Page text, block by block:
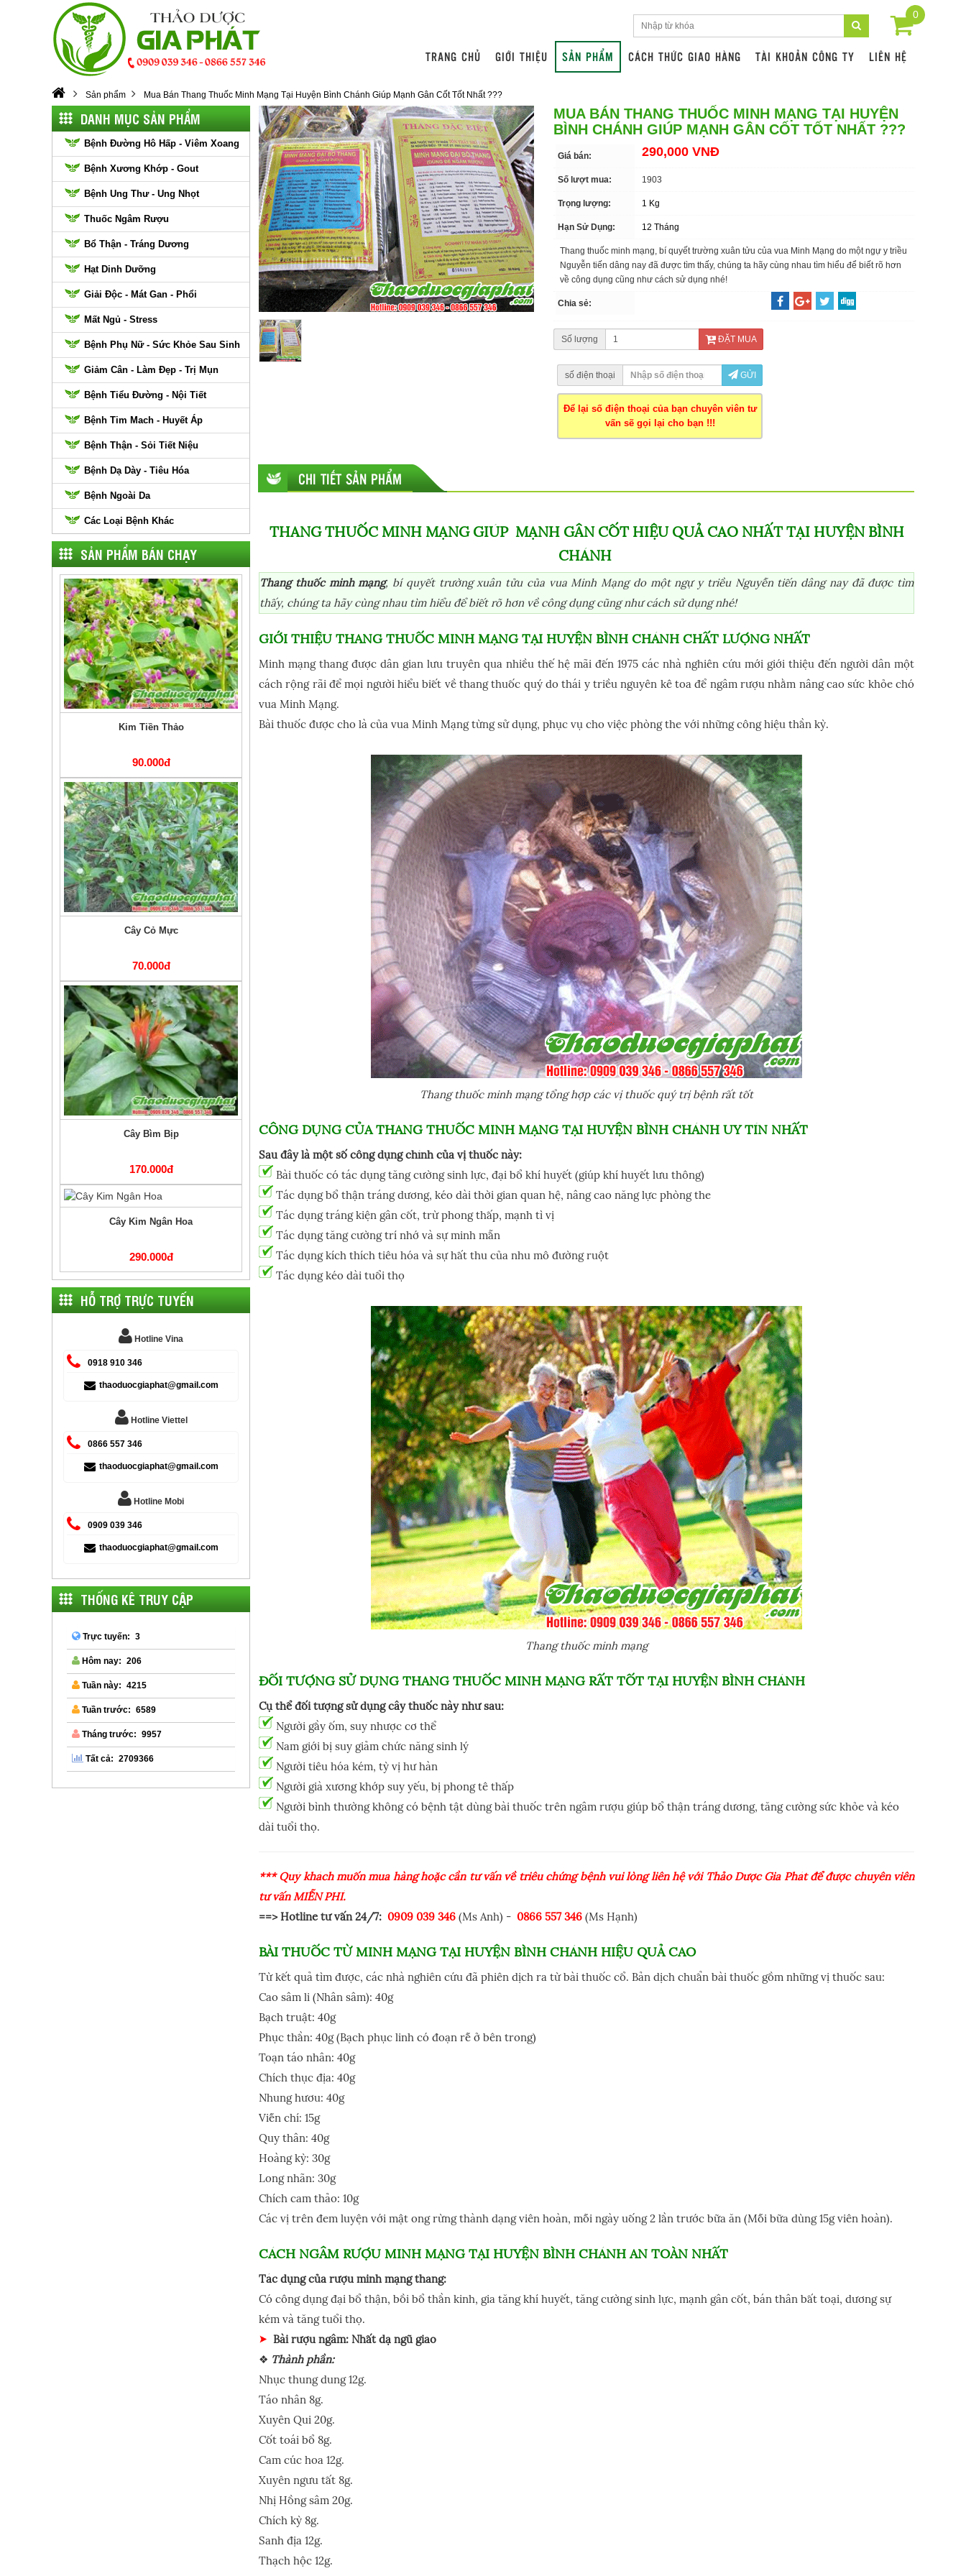
0
TRANG CHỦ GIỚI THIỆU SẢN PHẨM CÁCH THỨC GIAO HÀNG TÀI KHOẢN CÔNG TY LIÊN HỆ
Sản phẩm Mua Bán Thang Thuốc Minh Mạng Tại Huyện Bình Chánh Giúp Mạnh Gân Cốt Tốt Nhất ???
MUA BÁN THANG THUỐC MINH MẠNG TẠI HUYỆN
BÌNH CHÁNH GIÚP MẠNH GÂN CỐT TỐT NHẤT ???
Giá bán: 290,000 VNĐ
Số lượt mua: 1903
Trọng lượng: 1 Kg
Hạn Sử Dụng: 12 Tháng
Thang thuốc minh mạng, bí quyết trường xuân tửu của vua Minh Mạng do một ngự y triều
Nguyễn tiến dâng nay đã được tìm thấy, chúng ta hãy cùng nhau tìm hiểu để biết rõ hơn
về công dụng cũng như cách sử dụng nhé!
Chia sẻ:
Số lượng ĐẶT MUA
số điện thoại GỬI
Để lại số điện thoại của bạn chuyên viên tư
vấn sẽ gọi lại cho bạn !!!
CHI TIẾT SẢN PHẨM
THANG THUỐC MINH MẠNG GIÚP MẠNH GÂN CỐT HIỆU QUẢ CAO NHẤT TẠI HUYỆN BÌNH
CHÁNH
Thang thuốc minh mạng, bí quyết trường xuân tửu của vua Minh Mạng do một ngự y triều Nguyễn tiến dâng nay đã được tìm
thấy, chúng ta hãy cùng nhau tìm hiểu để biết rõ hơn về công dụng cũng như cách sử dụng nhé!
GIỚI THIỆU THANG THUỐC MINH MẠNG TẠI HUYỆN BÌNH CHÁNH CHẤT LƯỢNG NHẤT
Minh mạng thang được dân gian lưu truyên qua nhiều thế hệ mãi đến 1975 các nhà nghiên cứu mới giới thiệu đến người dân một
cách rộng rãi để mọi người hiểu biết về thang thuốc quý do thái y triều nguyên kê toa để ngâm rượu nhằm nâng cao sức khỏe chó
vua Minh Mạng.
Bài thuốc được cho là của vua Minh Mạng từng sử dụng, phục vụ cho việc phòng the với những công hiệu thần kỳ.
Thang thuốc minh mạng tổng hợp các vị thuốc quý trị bệnh rất tốt
CÔNG DỤNG CỦA THANG THUỐC MINH MẠNG TẠI HUYỆN BÌNH CHÁNH UY TÍN NHẤT
Sau đây là một số công dụng chính của vị thuốc này:
Bài thuốc có tác dụng tăng cường sinh lực, đại bổ khí huyết (giúp khí huyết lưu thông)
Tác dụng bổ thận tráng dương, kéo dài thời gian quan hệ, nâng cao năng lực phòng the
Tác dụng tráng kiện gân cốt, trừ phong thấp, mạnh tì vị
Tác dụng tăng cường trí nhớ và sự minh mẫn
Tác dụng kích thích tiêu hóa và sự hất thu của nhu mô đường ruột
Tác dụng kéo dài tuổi thọ
Thang thuốc minh mạng
ĐỐI TƯỢNG SỬ DỤNG THANG THUỐC MINH MẠNG RẤT TỐT TẠI HUYỆN BÌNH CHÁNH
Cụ thể đối tượng sử dụng cây thuốc này như sau:
Người gầy ốm, suy nhược cơ thể
Nam giới bị suy giảm chức năng sinh lý
Người tiêu hóa kém, tỳ vị hư hàn
Người già xương khớp suy yếu, bị phong tê thấp
Người bình thường không có bệnh tật dùng bài thuốc trên ngâm rượu giúp bổ thận tráng dương, tăng cường sức khỏe và kéo
dài tuổi thọ.
*** Quý khách muốn mua hàng hoặc cần tư vấn về triêu chứng bệnh vui lòng liên hệ với Thảo Dược Gia Phát để được chuyên viên
tư vấn MIỄN PHÍ.
==> Hotline tư vấn 24/7: 0909 039 346 (Ms Anh) - 0866 557 346 (Ms Hạnh)
BÀI THUỐC TỪ MINH MẠNG TẠI HUYỆN BÌNH CHÁNH HIỆU QUẢ CAO
Từ kết quả tìm được, các nhà nghiên cứu đã phiên dịch ra từ bài thuốc cổ. Bản dịch chuẩn bài thuốc gồm những vị thuốc sau:
Cao sâm li (Nhân sâm): 40g
Bạch truật: 40g
Phục thần: 40g (Bạch phục linh có đoạn rễ ở bên trong)
Toạn táo nhân: 40g
Chích thục địa: 40g
Nhung hươu: 40g
Viễn chí: 15g
Quy thân: 40g
Hoàng kỳ: 30g
Long nhãn: 30g
Chích cam thảo: 10g
Các vị trên đem luyện với mật ong rừng thành dạng viên hoàn, mỗi ngày uống 2 lần trước bữa ăn (Mỗi bữa dùng 15g viên hoàn).
CÁCH NGÂM RƯỢU MINH MẠNG TẠI HUYỆN BÌNH CHÁNH AN TOÀN NHẤT
Tác dụng của rượu minh mạng thang:
Có công dụng đại bổ thận, bồi bổ thần kinh, gia tăng khí huyết, tăng cường sinh lực, mạnh gân cốt, bán thân bất toại, dương sự
kém và tăng tuổi thọ.
Bài rượu ngâm: Nhất dạ ngũ giao
❖ Thành phần:
Nhục thung dung 12g.
Táo nhân 8g.
Xuyên Qui 20g.
Cốt toái bổ 8g.
Cam cúc hoa 12g.
Xuyên ngưu tất 8g.
Nhị Hồng sâm 20g.
Chích kỳ 8g.
Sanh địa 12g.
Thạch hộc 12g.
DANH MỤC SẢN PHẨM
Bệnh Đường Hô Hấp - Viêm Xoang
Bệnh Xương Khớp - Gout
Bệnh Ung Thư - Ung Nhọt
Thuốc Ngâm Rượu
Bổ Thận - Tráng Dương
Hạt Dinh Dưỡng
Giải Độc - Mát Gan - Phổi
Mất Ngủ - Stress
Bệnh Phụ Nữ - Sức Khỏe Sau Sinh
Giảm Cân - Làm Đẹp - Trị Mụn
Bệnh Tiểu Đường - Nội Tiết
Bệnh Tim Mach - Huyết Áp
Bệnh Thận - Sỏi Tiết Niệu
Bệnh Dạ Dày - Tiêu Hóa
Bệnh Ngoài Da
Các Loại Bệnh Khác
SẢN PHẨM BÁN CHẠY
Kim Tiền Thảo
90.000đ
Cây Cỏ Mực
70.000đ
Cây Bìm Bịp
170.000đ
Cây Kim Ngân Hoa
290.000đ
HỖ TRỢ TRỰC TUYẾN
Hotline Vina
0918 910 346
thaoduocgiaphat@gmail.com
Hotline Viettel
0866 557 346
thaoduocgiaphat@gmail.com
Hotline Mobi
0909 039 346
thaoduocgiaphat@gmail.com
THỐNG KÊ TRUY CẬP
Trực tuyến: 3
Hôm nay: 206
Tuần này: 4215
Tuần trước: 6589
Tháng trước: 9957
Tất cả: 2709366